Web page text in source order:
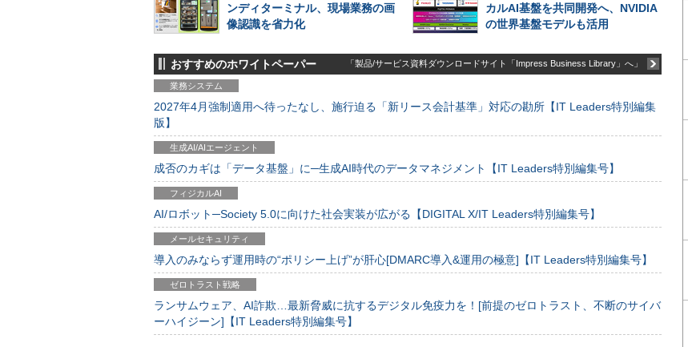
ンディターミナル、現場業務の画
像認識を省力化
カルAI基盤を共同開発へ、NVIDIA
の世界基盤モデルも活用
おすすめのホワイトペーパー 「製品/サービス資料ダウンロードサイト「Impress Business Library」へ」
業務システム
2027年4月強制適用へ待ったなし、施行迫る「新リース会計基準」対応の勘所【IT Leaders特別編集
版】
生成AI/AIエージェント
成否のカギは「データ基盤」に─生成AI時代のデータマネジメント【IT Leaders特別編集号】
フィジカルAI
AI/ロボット─Society 5.0に向けた社会実装が広がる【DIGITAL X/IT Leaders特別編集号】
メールセキュリティ
導入のみならず運用時の“ポリシー上げ”が肝心[DMARC導入&運用の極意]【IT Leaders特別編集号】
ゼロトラスト戦略
ランサムウェア、AI詐欺…最新脅威に抗するデジタル免疫力を！[前提のゼロトラスト、不断のサイバ
ーハイジーン]【IT Leaders特別編集号】